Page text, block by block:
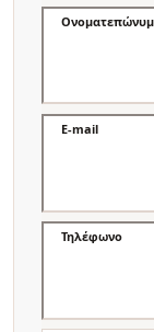
E-mail
Τηλέφωνο